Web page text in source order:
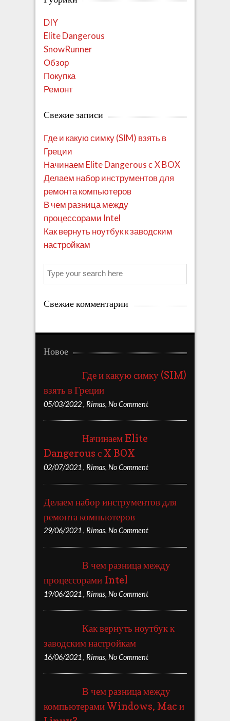
DIY
Elite Dangerous
SnowRunner
Обзор
Покупка
Ремонт
Свежие записи
Где и какую симку (SIM) взять в
Греции
Начинаем Elite Dangerous с X BOX
Делаем набор инструментов для
ремонта компьютеров
В чем разница между
процессорами Intel
Как вернуть ноутбук к заводским
настройкам
Свежие комментарии
Новое
Где и какую симку (SIM)
взять в Греции
05/03/2022 , Rimas, No Comment
Начинаем Elite
Dangerous с X BOX
02/07/2021 , Rimas, No Comment
Делаем набор инструментов для
ремонта компьютеров
29/06/2021 , Rimas, No Comment
В чем разница между
процессорами Intel
19/06/2021 , Rimas, No Comment
Как вернуть ноутбук к
заводским настройкам
16/06/2021 , Rimas, No Comment
В чем разница между
компьютерами Windows, Mac и